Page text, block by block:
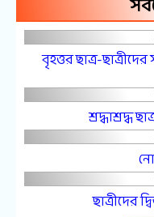
বৃহত্তর ছাত্র-
শ্রদ্ধাশ্রদ্ধ
ছাত্রীদের